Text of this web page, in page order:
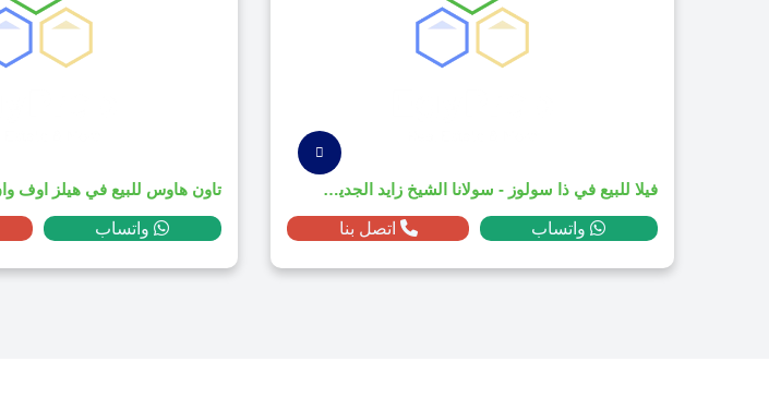
فيلا للبيع في ذا سولوز - سولانا الشيخ زايد الجديدة بمساحة 224م² ومقدم 2,168,400 ج.م
واتساب اتصل بنا واتساب